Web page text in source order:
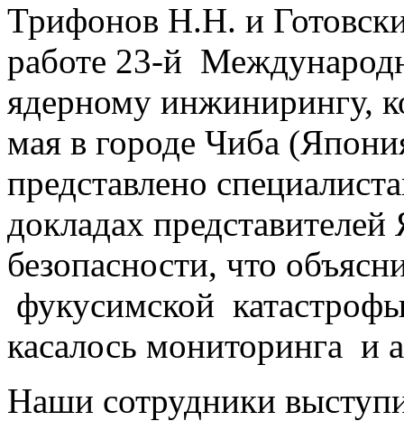
Трифонов Н.Н. и
работе 23-й
ядерному инжинирингу,
мая в городе Чиба
представлено
докладах
безопасности, что
фукусимской
касалось мониторинга и
Наши сотрудники